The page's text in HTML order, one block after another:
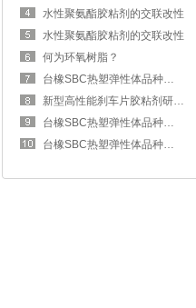
水性聚氨酯胶粘剂的交联改性
水性聚氨酯胶粘剂的交联改性
何为环氧树脂？
台橡SBC热塑弹性体品种多性能好
新型高性能刹车片胶粘剂研究成功
台橡SBC热塑弹性体品种多性能好
台橡SBC热塑弹性体品种多性能好